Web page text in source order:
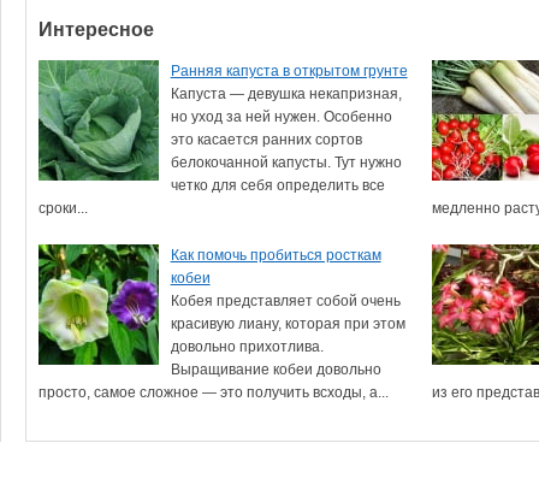
Интересное
Ранняя капуста в открытом грунте
Капуста — девушка некапризная,
но уход за ней нужен. Особенно
это касается ранних сортов
белокочанной капусты. Тут нужно
четко для себя определить все
сроки...
медленно
Как помочь пробиться росткам
кобеи
Кобея представляет собой очень
красивую лиану, которая при этом
довольно прихотлива.
Выращивание кобеи довольно
просто, самое сложное — это получить всходы, а...
из его